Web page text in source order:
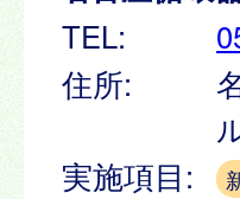
TEL:
住所:
実施項目: